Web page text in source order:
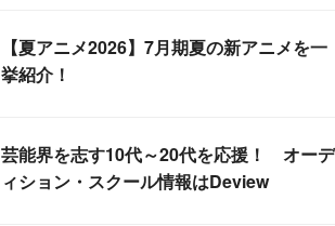
【夏アニメ2026】7月期夏の新アニメを一
挙紹介！
芸能界を志す10代～20代を応援！ オーデ
ィション・スクール情報はDeview